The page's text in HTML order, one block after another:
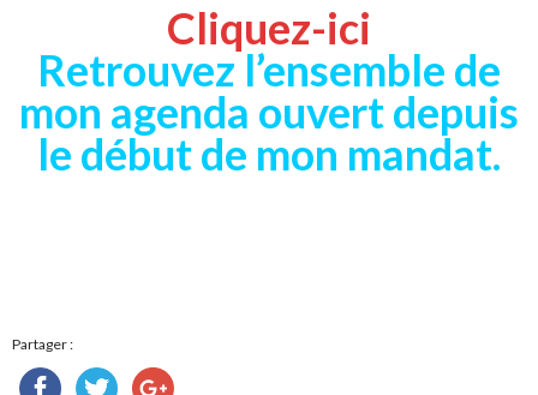
Cliquez-ici
Retrouvez l’ensemble de
mon agenda ouvert depuis
le début de mon mandat.
Partager :